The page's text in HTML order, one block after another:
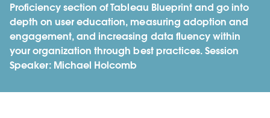
Proficiency section of Tableau Blueprint and go into
depth on user education, measuring adoption and
engagement, and increasing data fluency within
your organization through best practices. Session
Speaker: Michael Holcomb